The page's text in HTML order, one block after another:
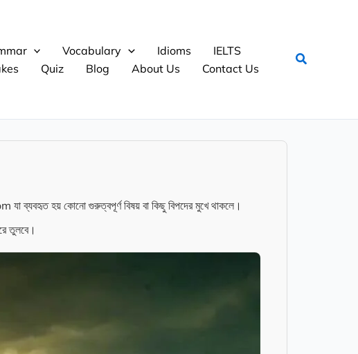
Vocabulary Idioms
IELTS
Quiz Blog About Us Contact Us
Search
ব্যবহৃত হয় কোনো গুরুত্বপূর্ণ বিষয় বা কিছু বিপদের মুখে থাকলে।
তুলবে।